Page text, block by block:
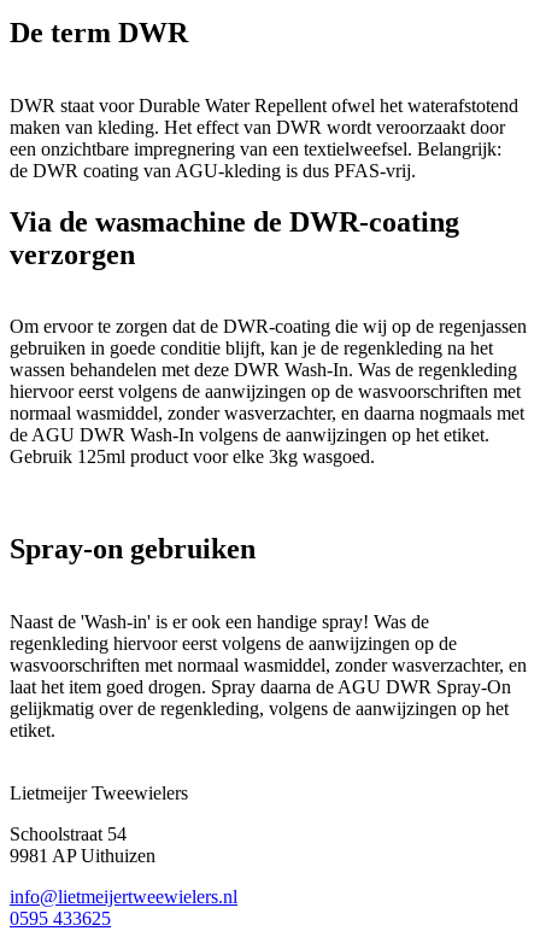
De term DWR
DWR staat voor Durable Water Repellent ofwel het waterafstotend
maken van kleding. Het effect van DWR wordt veroorzaakt door
een onzichtbare impregnering van een textielweefsel. Belangrijk:
de DWR coating van AGU-kleding is dus PFAS-vrij.
Via de wasmachine de DWR-coating
verzorgen
Om ervoor te zorgen dat de DWR-coating die wij op de regenjassen
gebruiken in goede conditie blijft, kan je de regenkleding na het
wassen behandelen met deze DWR Wash-In. Was de regenkleding
hiervoor eerst volgens de aanwijzingen op de wasvoorschriften met
normaal wasmiddel, zonder wasverzachter, en daarna nogmaals met
de AGU DWR Wash-In volgens de aanwijzingen op het etiket.
Gebruik 125ml product voor elke 3kg wasgoed.
Spray-on gebruiken
Naast de 'Wash-in' is er ook een handige spray! Was de
regenkleding hiervoor eerst volgens de aanwijzingen op de
wasvoorschriften met normaal wasmiddel, zonder wasverzachter, en
laat het item goed drogen. Spray daarna de AGU DWR Spray-On
gelijkmatig over de regenkleding, volgens de aanwijzingen op het
etiket.
Lietmeijer Tweewielers
Schoolstraat 54
9981 AP Uithuizen
info@lietmeijertweewielers.nl
0595 433625